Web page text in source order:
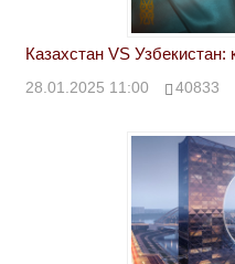
Казахстан VS
28.01.2025 11:00 40833